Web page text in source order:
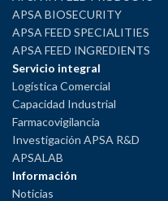
APSA BIOSECURITY
APSA FEED SPECIALITIES
APSA FEED INGREDIENTS
Servicio integral
Logística Comercial
Capacidad Industrial
Farmacovigilancia
Investigación APSA R&D
APSALAB
Información
Noticias